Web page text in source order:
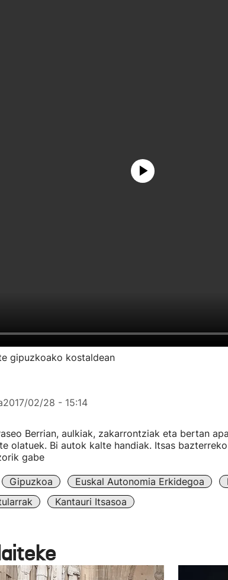
gipuzkoako kostaldean
2017/02/28 - 15:14
Berrian, aulkiak, zakarrontziak eta bertan
olatuek. Bi autok kalte handiak. Itsas
gabe
Gipuzkoa Euskal Autonomia Erkidegoa
Kantauri Itsasoa